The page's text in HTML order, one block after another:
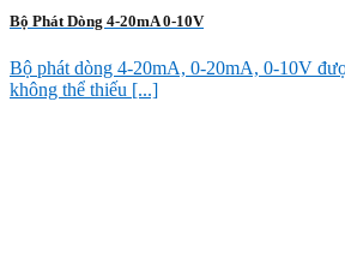
Bộ Phát Dòng 4-20mA 0-10V
Bộ phát dòng 4-20mA, 0-20mA, 0-10V
không thể thiếu [...]